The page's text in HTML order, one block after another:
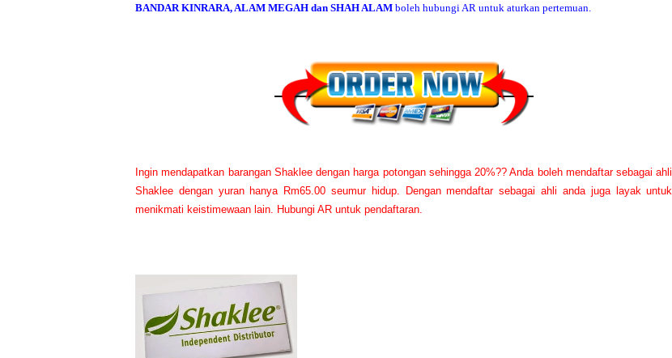
BANDAR KINRARA, ALAM MEGAH dan SHAH ALAM boleh hubungi AR untuk aturkan pertemuan.
Ingin mendapatkan barangan Shaklee dengan harga potongan sehingga 20%?? Anda boleh mendaftar sebagai ahli
Shaklee dengan yuran hanya Rm65.00 seumur hidup. Dengan mendaftar sebagai ahli anda juga layak untuk
menikmati keistimewaan lain. Hubungi AR untuk pendaftaran.